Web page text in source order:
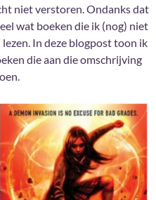
niet verstoren. Ondanks dat
wat boeken die ik (nog) niet
In deze blogpost toon ik
die aan die omschrijving